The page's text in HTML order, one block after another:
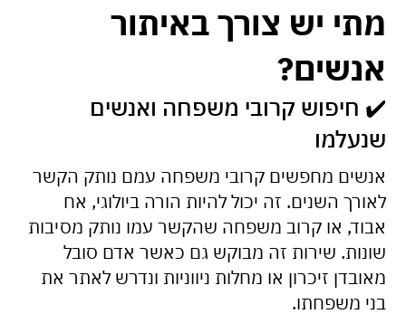
מתי יש צורך באיתור
אנשים?
✔️ חיפוש קרובי משפחה ואנשים
שנעלמו
אנשים מחפשים קרובי משפחה עמם נותק הקשר
לאורך השנים. זה יכול להיות הורה ביולוגי, אח
אבוד, או קרוב משפחה שהקשר עמו נותק מסיבות
שונות. שירות זה מבוקש גם כאשר אדם סובל
מאובדן זיכרון או מחלות ניווניות ונדרש לאתר את
בני משפחתו.